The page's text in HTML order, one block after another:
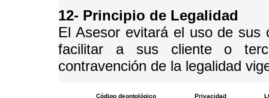
12- Principio de Legalidad
El Asesor evitará el uso de sus
facilitar a sus cliente o
contravención de la legalidad
Código deontológico Privacidad